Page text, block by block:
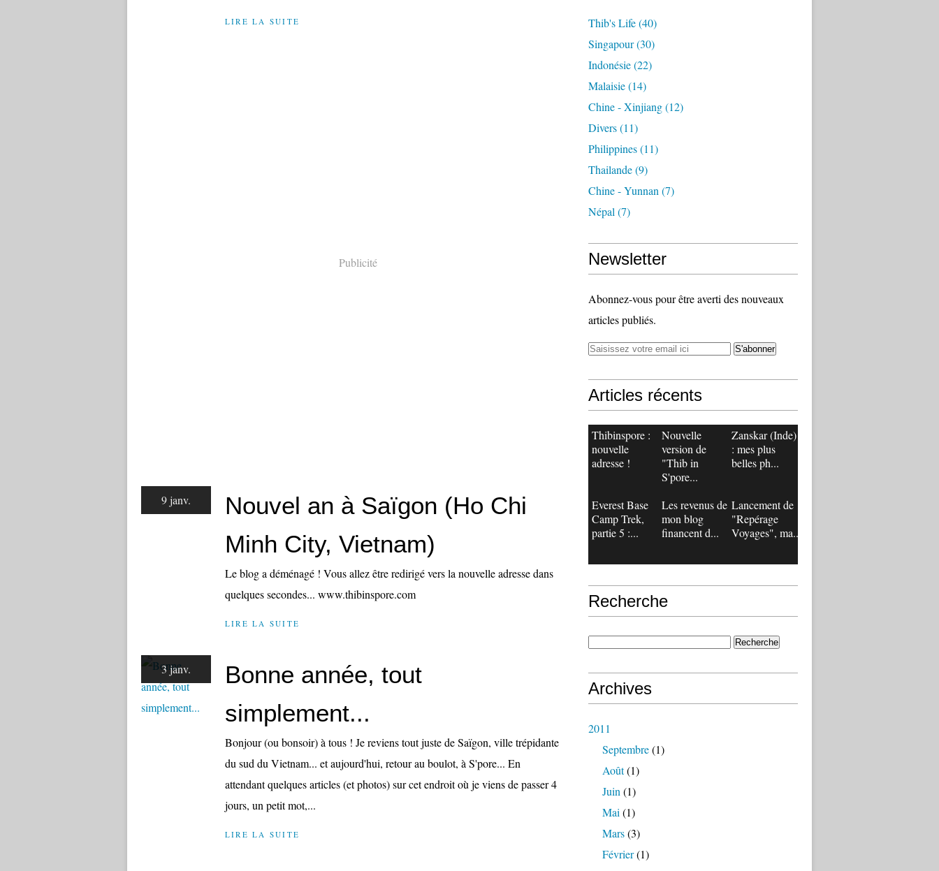
LIRE LA SUITE
Publicité
9 janv.
Nouvel an à Saïgon (Ho Chi
Minh City, Vietnam)
Le blog a déménagé ! Vous allez être redirigé vers la nouvelle adresse dans
quelques secondes... www.thibinspore.com
LIRE LA SUITE
3 janv.
Bonne année, tout
simplement...
Bonjour (ou bonsoir) à tous ! Je reviens tout juste de Saïgon, ville trépidante
du sud du Vietnam... et aujourd'hui, retour au boulot, à S'pore... En
attendant quelques articles (et photos) sur cet endroit où je viens de passer 4
jours, un petit mot,...
LIRE LA SUITE
Thib's Life(40)
Singapour(30)
Indonésie(22)
Malaisie(14)
Chine - Xinjiang(12)
Divers(11)
Philippines(11)
Thailande(9)
Chine - Yunnan (7)
Népal (7)
Newsletter
Abonnez-vous pour être averti des nouveaux
articles publiés.
Articles récents
Thibinspore :
nouvelle
adresse !
Nouvelle
version de
"Thib in
S'pore...
Zanskar (Inde)
: mes plus
belles ph...
Everest Base
Camp Trek,
partie 5 :...
Les revenus de
mon blog
financent d...
Lancement de
"Repérage
Voyages", ma...
Recherche
Archives
2011
Septembre(1)
Août(1)
Juin (1)
Mai (1)
Mars(3)
Février(1)